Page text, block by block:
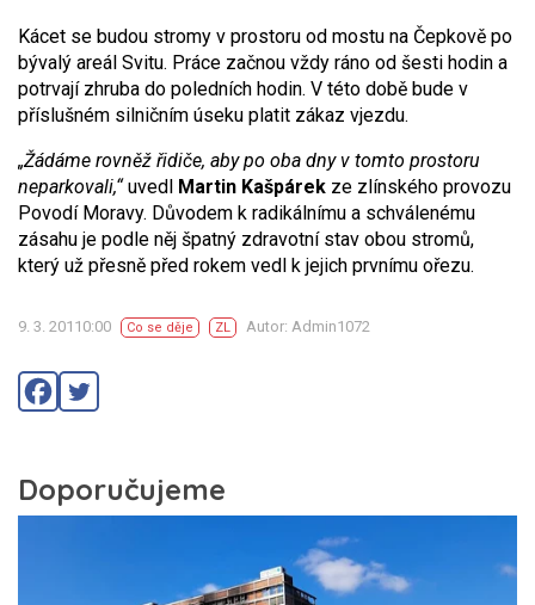
Kácet se budou stromy v prostoru od mostu na Čepkově po
bývalý areál Svitu. Práce začnou vždy ráno od šesti hodin a
potrvají zhruba do poledních hodin. V této době bude v
příslušném silničním úseku platit zákaz vjezdu.
„Žádáme rovněž řidiče, aby po oba dny v tomto prostoru
neparkovali,“uvedl Martin Kašpárek ze zlínského provozu
Povodí Moravy. Důvodem k radikálnímu a schválenému
zásahu je podle něj špatný zdravotní stav obou stromů,
který už přesně před rokem vedl k jejich prvnímu ořezu.
9. 3. 20110:00 Co se děje ZL Autor: Admin1072